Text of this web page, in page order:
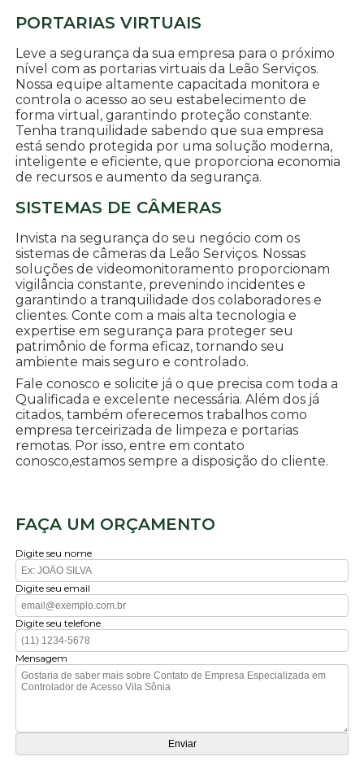
PORTARIAS VIRTUAIS
Leve a segurança da sua empresa para o próximo
nível com as portarias virtuais da Leão Serviços.
Nossa equipe altamente capacitada monitora e
controla o acesso ao seu estabelecimento de
forma virtual, garantindo proteção constante.
Tenha tranquilidade sabendo que sua empresa
está sendo protegida por uma solução moderna,
inteligente e eficiente, que proporciona economia
de recursos e aumento da segurança.
SISTEMAS DE CÂMERAS
Invista na segurança do seu negócio com os
sistemas de câmeras da Leão Serviços. Nossas
soluções de videomonitoramento proporcionam
vigilância constante, prevenindo incidentes e
garantindo a tranquilidade dos colaboradores e
clientes. Conte com a mais alta tecnologia e
expertise em segurança para proteger seu
patrimônio de forma eficaz, tornando seu
ambiente mais seguro e controlado.
Fale conosco e solicite já o que precisa com toda a
Qualificada e excelente necessária. Além dos já
citados, também oferecemos trabalhos como
empresa terceirizada de limpeza e portarias
remotas. Por isso, entre em contato
conosco,estamos sempre a disposição do cliente.
FAÇA UM ORÇAMENTO
Digite seu nome
Digite seu email
Digite seu telefone
Mensagem